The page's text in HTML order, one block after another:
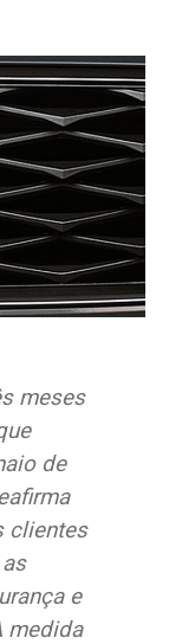
meses
de
clientes
e
medida